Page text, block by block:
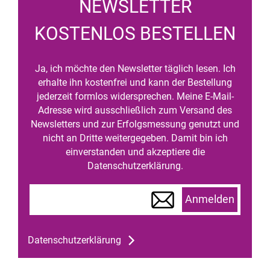
NEWSLETTER
KOSTENLOS BESTELLEN
Ja, ich möchte den Newsletter täglich lesen. Ich
erhalte ihn kostenfrei und kann der Bestellung
jederzeit formlos widersprechen. Meine E-Mail-
Adresse wird ausschließlich zum Versand des
Newsletters und zur Erfolgsmessung genutzt und
nicht an Dritte weitergegeben. Damit bin ich
einverstanden und akzeptiere die
Datenschutzerklärung.
Anmelden
Datenschutzerklärung